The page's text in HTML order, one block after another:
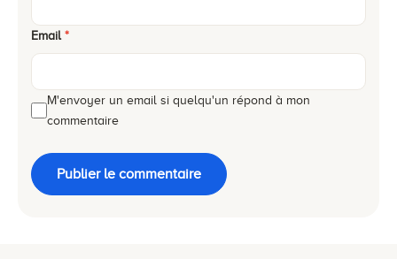
Email *
M'envoyer un email si quelqu'un répond à mon
commentaire
Publier le commentaire